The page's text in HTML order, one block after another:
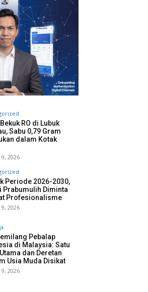
RO di Lubuk
Sabu 0,79 Gram
dalam Kotak
2026
Periode 2026-2030,
Prabumulih Diminta
Profesionalisme
2026
Pebalap
di Malaysia: Satu
dan Deretan
Usia Muda Disikat
2026